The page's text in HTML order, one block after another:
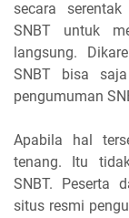
secara
SNBT untuk
langsung.
SNBT bisa
pengumuman
Apabila hal
tenang. Itu
SNBT. Peserta
situs resmi